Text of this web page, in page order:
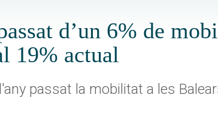
d’un 6% de
19% actual
passat la mobilitat a les